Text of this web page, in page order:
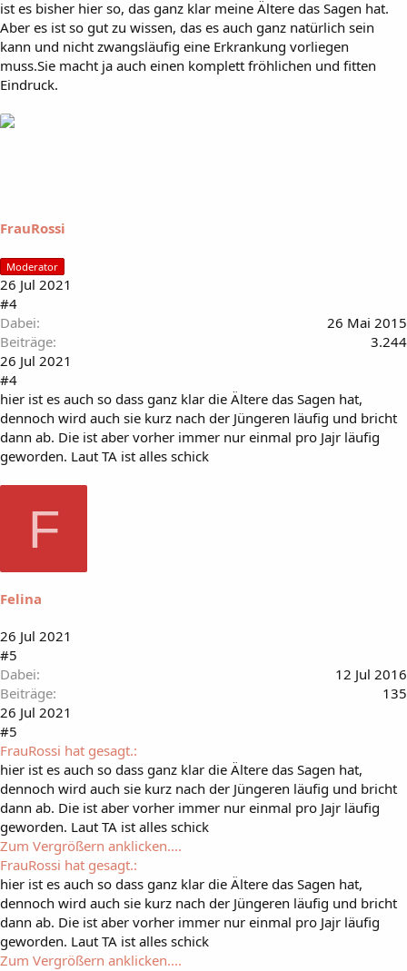
ist es bisher hier so, das ganz klar meine Ältere das Sagen hat.
Aber es ist so gut zu wissen, das es auch ganz natürlich sein
kann und nicht zwangsläufig eine Erkrankung vorliegen
muss.Sie macht ja auch einen komplett fröhlichen und fitten
Eindruck.
FrauRossi
Moderator
26 Jul 2021
#4
Dabei
26 Mai 2015
Beiträge
3.244
26 Jul 2021
#4
hier ist es auch so dass ganz klar die Ältere das Sagen hat,
dennoch wird auch sie kurz nach der Jüngeren läufig und bricht
dann ab. Die ist aber vorher immer nur einmal pro Jajr läufig
geworden. Laut TA ist alles schick
F
Felina
26 Jul 2021
#5
Dabei
12 Jul 2016
Beiträge
135
26 Jul 2021
#5
FrauRossi hat gesagt.:
hier ist es auch so dass ganz klar die Ältere das Sagen hat,
dennoch wird auch sie kurz nach der Jüngeren läufig und bricht
dann ab. Die ist aber vorher immer nur einmal pro Jajr läufig
geworden. Laut TA ist alles schick
Zum Vergrößern anklicken....
FrauRossi hat gesagt.:
hier ist es auch so dass ganz klar die Ältere das Sagen hat,
dennoch wird auch sie kurz nach der Jüngeren läufig und bricht
dann ab. Die ist aber vorher immer nur einmal pro Jajr läufig
geworden. Laut TA ist alles schick
Zum Vergrößern anklicken....